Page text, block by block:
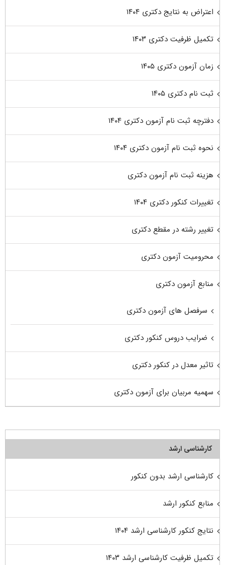
اعتراض به نتایج دکتری ۱۴۰۴
تکمیل ظرفیت دکتری ۱۴۰۳
زمان آزمون دکتری ۱۴۰۵
ثبت نام دکتری ۱۴۰۵
دفترچه ثبت نام آزمون دکتری ۱۴۰۴
نحوه ثبت نام آزمون دکتری ۱۴۰۴
هزینه ثبت نام آزمون دکتری
تغییرات کنکور دکتری ۱۴۰۴
تغییر رشته در مقطع دکتری
محرومیت آزمون دکتری
منابع آزمون دکتری
سرفصل های آزمون دکتری
ضرایب دروس کنکور دکتری
تاثیر معدل در کنکور دکتری
سهمیه مربیان برای آزمون دکتری
کارشناسی ارشد
کارشناسی ارشد بدون کنکور
منابع کنکور ارشد
نتایج کنکور کارشناسی ارشد ۱۴۰۴
تکمیل ظرفیت کارشناسی ارشد ۱۴۰۳